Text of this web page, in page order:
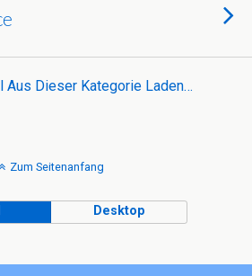
Aus Dieser Kategorie Laden…
Zum Seitenanfang
Desktop